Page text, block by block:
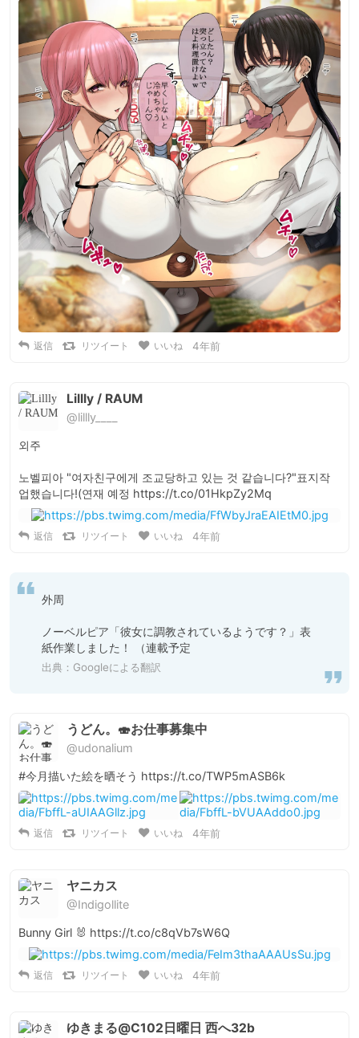
返信 リツイート いいね 4年前
Lillly / RAUM
@lillly____
외주
노벨피아 "여자친구에게 조교당하고 있는 것 같습니다?"표지작
업했습니다!(연재 예정 https://t.co/01HkpZy2Mq
返信 リツイート いいね 4年前
外周
ノーベルピア「彼女に調教されているようです？」表
紙作業しました！ （連載予定
出典：Googleによる翻訳
うどん。🍣お仕事募集中
@udonalium
#今月描いた絵を晒そう https://t.co/TWP5mASB6k
返信 リツイート いいね 4年前
ヤニカス
@Indigollite
Bunny Girl 🐰 https://t.co/c8qVb7sW6Q
返信 リツイート いいね 4年前
ゆきまる@C102日曜日 西へ32b